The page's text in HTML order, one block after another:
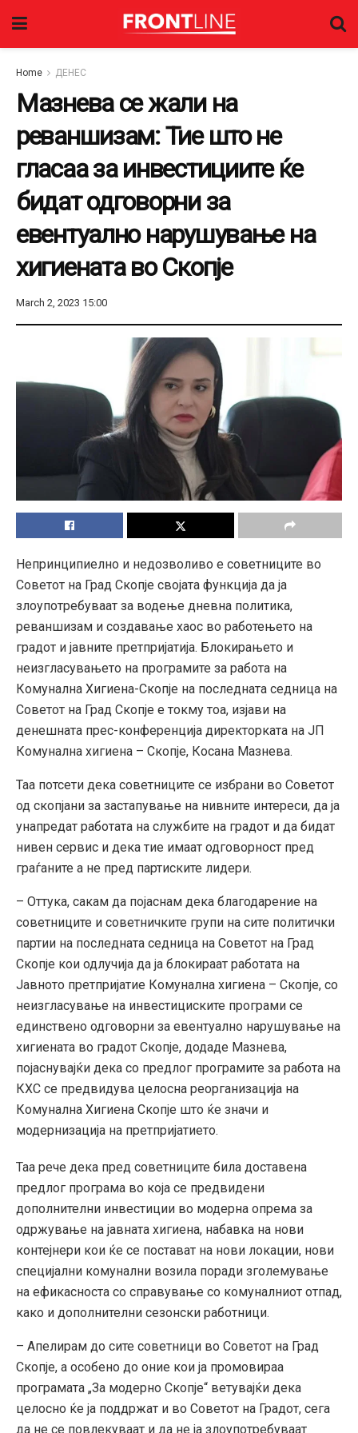
Home ДЕНЕС
Мазнева се жали на
реваншизам: Тие што не
гласаа за инвестициите ќе
бидат одговорни за
евентуално нарушување на
хигиената во Скопје
March 2, 2023 15:00
Непринципиелно и недозволиво е советниците во
Советот на Град Скопје својата функција да ја
злоупотребуваат за водење дневна политика,
реваншизам и создавање хаос во работењето на
градот и јавните претпријатија. Блокирањето и
неизгласувањето на програмите за работа на
Комунална Хигиена-Скопје на последната седница на
Советот на Град Скопје е токму тоа, изјави на
денешната прес-конференција директорката на ЈП
Комунална хигиена – Скопје, Косана Мазнева.
Таа потсети дека советниците се избрани во Советот
од скопјани за застапување на нивните интереси, да ја
унапредат работата на службите на градот и да бидат
нивен сервис и дека тие имаат одговорност пред
граѓаните а не пред партиските лидери.
– Оттука, сакам да појаснам дека благодарение на
советниците и советничките групи на сите политички
партии на последната седница на Советот на Град
Скопје кои одлучија да ја блокираат работата на
Јавното претпријатие Комунална хигиена – Скопје, со
неизгласување на инвестициските програми се
единствено одговорни за евентуално нарушување на
хигиената во градот Скопје, додаде Мазнева,
појаснувајќи дека со предлог програмите за работа на
КХС се предвидува целосна реорганизација на
Комунална Хигиена Скопје што ќе значи и
модернизација на претпријатието.
Таа рече дека пред советниците била доставена
предлог програма во која се предвидени
дополнителни инвестиции во модерна опрема за
одржување на јавната хигиена, набавка на нови
контејнери кои ќе се постават на нови локации, нови
специјални комунални возила поради зголемување
на ефикасноста со справување со комуналниот отпад,
како и дополнителни сезонски работници.
– Апелирам до сите советници во Советот на Град
Скопје, а особено до оние кои ја промовираа
програмата „За модерно Скопје“ ветувајќи дека
целосно ќе ја поддржат и во Советот на Градот, сега
да не се повлекуваат и да не ја злоупотребуваат